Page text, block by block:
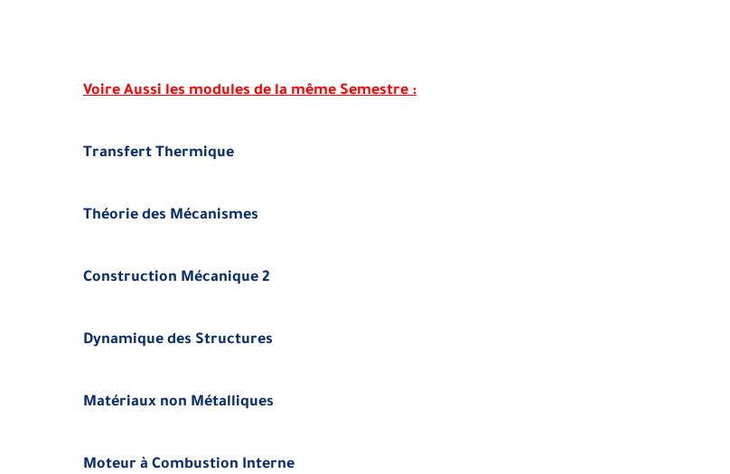
Voire Aussi les modules de la même Semestre:
Transfert Thermique
Théorie des Mécanismes
Construction Mécanique 2
Dynamique des Structures
Matériaux non Métalliques
Moteur à Combustion Interne